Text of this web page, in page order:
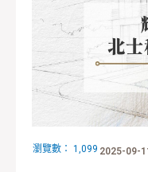
瀏覽數： 1,099 2025-09-